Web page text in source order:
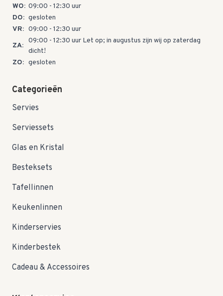
WO: 09:00 - 12:30 uur
DO: gesloten
VR: 09:00 - 12:30 uur
ZA:
09:00 - 12:30 uur Let op; in augustus zijn wij op zaterdag
dicht!
ZO: gesloten
Categorieën
Servies
Serviessets
Glas en Kristal
Besteksets
Tafellinnen
Keukenlinnen
Kinderservies
Kinderbestek
Cadeau & Accessoires